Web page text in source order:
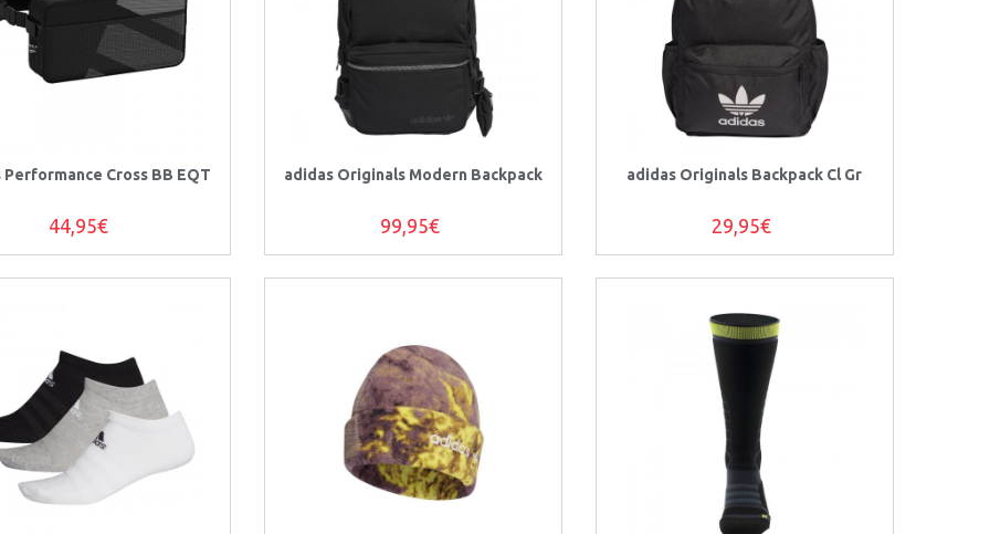
Performance Cross BB EQT
44,95€
adidas Originals Modern Backpack
99,95€
adidas Originals Backpack Cl Gr
29,95€